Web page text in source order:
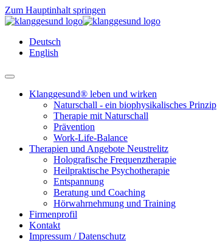
Zum Hauptinhalt springen
Deutsch
English
Klanggesund® leben und wirken
Naturschall - ein biophysikalisches Prinzip
Therapie mit Naturschall
Prävention
Work-Life-Balance
Therapien und Angebote Neustrelitz
Holografische Frequenztherapie
Heilpraktische Psychotherapie
Entspannung
Beratung und Coaching
Hörwahrnehmung und Training
Firmenprofil
Kontakt
Impressum / Datenschutz